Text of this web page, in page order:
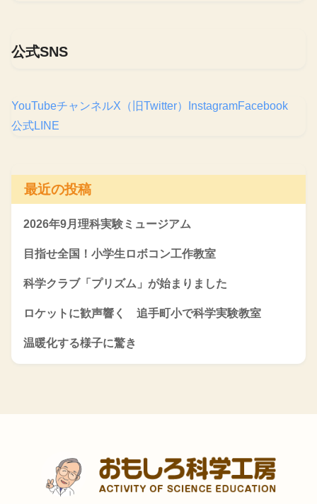
公式SNS
YouTubeチャンネルX（旧Twitter） InstagramFacebook
公式LINE
最近の投稿
2026年9月理科実験ミュージアム
目指せ全国！小学生ロボコン工作教室
科学クラブ「プリズム」が始まりました
ロケットに歓声響く 追手町小で科学実験教室
温暖化する様子に驚き